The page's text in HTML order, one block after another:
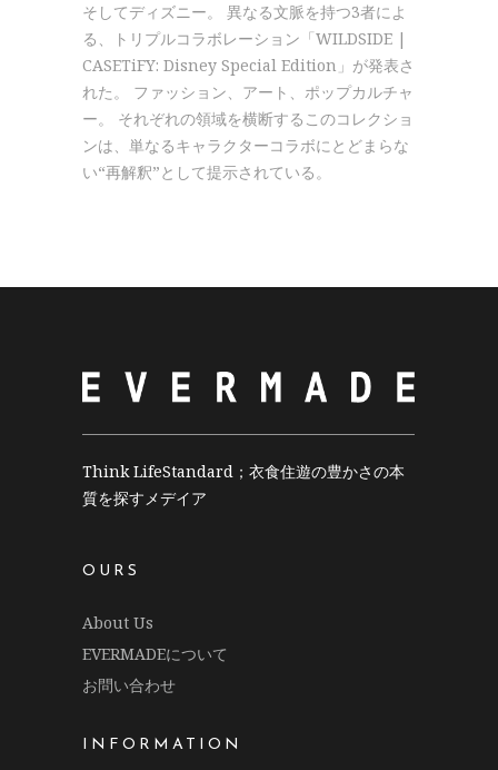
そしてディズニー。 異なる文脈を持つ3者によ
る、トリプルコラボレーション「WILDSIDE |
CASETiFY: Disney Special Edition」が発表さ
れた。 ファッション、アート、ポップカルチャ
ー。 それぞれの領域を横断するこのコレクショ
ンは、単なるキャラクターコラボにとどまらな
い“再解釈”として提示されている。
Think LifeStandard；衣食住遊の豊かさの本
質を探すメデイア
OURS
About Us
EVERMADEについて
お問い合わせ
INFORMATION